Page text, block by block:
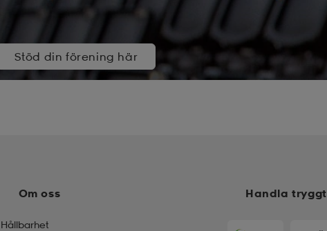
Stöd din förening här
Om oss
Hållbarhet
Handla tryggt